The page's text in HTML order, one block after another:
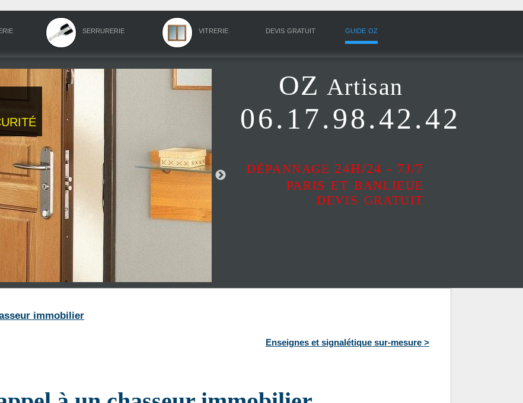
serrurerie vitrerie devis gratuit guide oz
OZ Artisan
06.17.98.42.42
dépannage 24H/24 - 7J/7
paris et banlieue
devis gratuit
immobilier
Enseignes et signalétique sur-mesure >